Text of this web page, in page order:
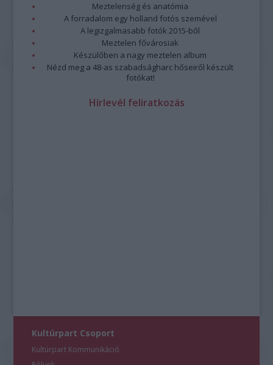
Meztelenség és anatómia
A forradalom egy holland fotós szemével
A legizgalmasabb fotók 2015-ből
Meztelen fővárosiak
Készülőben a nagy meztelen album
Nézd meg a 48-as szabadságharc hőseiről készült
fotókat!
Hírlevél feliratkozás
Kultúrpart Csoport
Kultúrpart Kommunikáció